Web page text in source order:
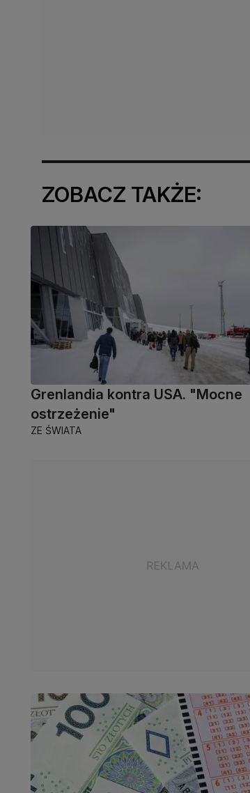
ZOBACZ TAKŻE:
Grenlandia kontra USA. "Mocne
ostrzeżenie"
ZE ŚWIATA